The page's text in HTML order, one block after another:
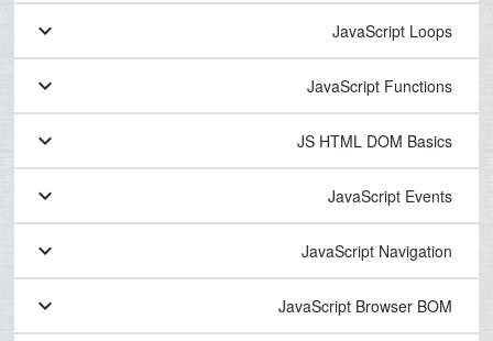
JavaScript Loops
keyboard_arrow_down
JavaScript Functions
keyboard_arrow_down
JS HTML DOM Basics
keyboard_arrow_down
JavaScript Events
keyboard_arrow_down
JavaScript Navigation
keyboard_arrow_down
JavaScript Browser BOM
keyboard_arrow_down